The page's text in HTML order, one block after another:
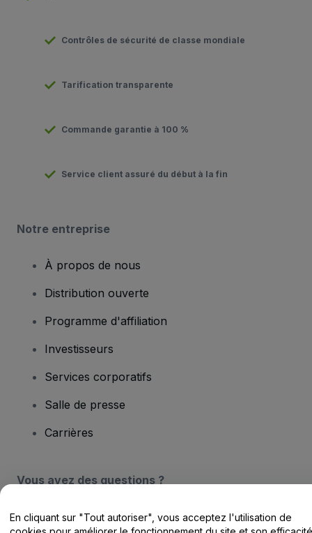
Contrôles de sécurité de classe mondiale
Tarification transparente
Commande garantie à 100 %
Service client assuré du début à la fin
Notre entreprise
À propos de nous
Distribution ouverte
Programme d'affiliation
Investisseurs
Services corporatifs
Salle de presse
Carrières
Vous avez des questions ?
Centre d'assistance / Nous contacter
En cliquant sur "Tout autoriser", vous acceptez l'utilisation de